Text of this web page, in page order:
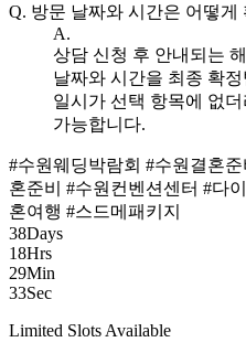
Q. 방문 날짜와 시간은 어떻게
A.
상담 신청 후 안내되는
날짜와 시간을 최종 확
일시가 선택 항목에 없
가능합니다.
#수원웨딩박람회 #수원결혼준
혼준비 #수원컨벤션센터 #다
혼여행 #스드메패키지
38Days
18Hrs
29Min
32Sec
Limited Slots Available